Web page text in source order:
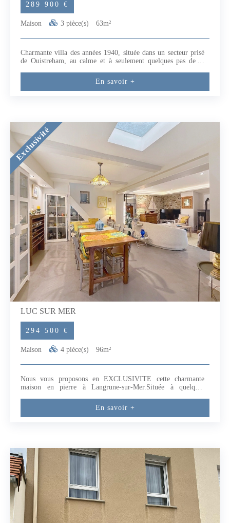
289 900 €
Maison 3 pièce(s) 63m²
Charmante villa des années 1940, située dans un secteur prisé
de Ouistreham, au calme et à seulement quelques pas de la
jardin :- Une pièce à usage de stockage avec point d'eau,
offrant un beau potentiel de réaménagement en espace nuit ou
tout sur une parcelle de plus de 300m2. Possibilité de rentrer
une voiture sur le terrain. Travaux déjà effectués par le
propriétaire : mise en conformité de l'assainissement, réfection
complète de la toiture ainsi que son isolation.Une maison
pleine de charme, idéale pour une résidence secondaire ou un
projet locatif. (5.42 % honoraires TTC à la charge de
l'acquéreur.)
En savoir +
Exclusivité
LUC SUR MER
294 500 €
Maison 4 pièce(s) 96m²
Nous vous proposons en EXCLUSIVITE cette charmante
maison en pierre à Langrune-sur-Mer.Située à quelques
allie parfaitement le charme de l'ancien et le confort d'une
rénovation contemporaine.Dès l'entrée, vous serez séduits par
et confort.A l'extérieur, vous profiterez d'une terrasse agréable,
parfaite pour les beaux jours.Cette annonce a été rédigée par
Jessy LEROYER EI agent commercial RSAC CAEN 910 278
969Conformément à la réglementation Tracfin une pièce
d'identité sera demandée pour toute visite.Les informations sur
les risques auxquels ce bien est exposé sont disponibles sur le
site Géorisques : www.georisques.gouv.fr (2.50 % honoraires
TTC à la charge de l'acquéreur.) Jessy LEROYER (EI) Agent
Commercial - Numéro RSAC : - .
En savoir +